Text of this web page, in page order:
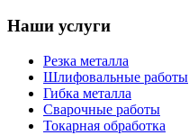
Наши услуги
Резка металла
Шлифовальные работы
Гибка металла
Сварочные работы
Токарная обработка